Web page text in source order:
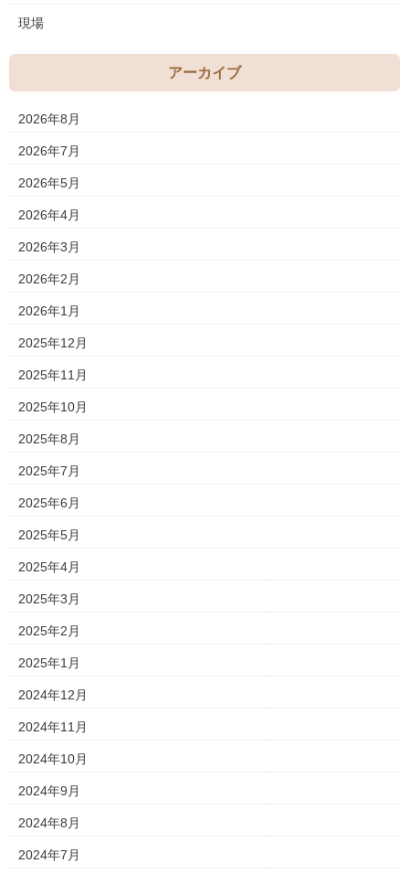
現場
アーカイブ
2026年8月
2026年7月
2026年5月
2026年4月
2026年3月
2026年2月
2026年1月
2025年12月
2025年11月
2025年10月
2025年8月
2025年7月
2025年6月
2025年5月
2025年4月
2025年3月
2025年2月
2025年1月
2024年12月
2024年11月
2024年10月
2024年9月
2024年8月
2024年7月